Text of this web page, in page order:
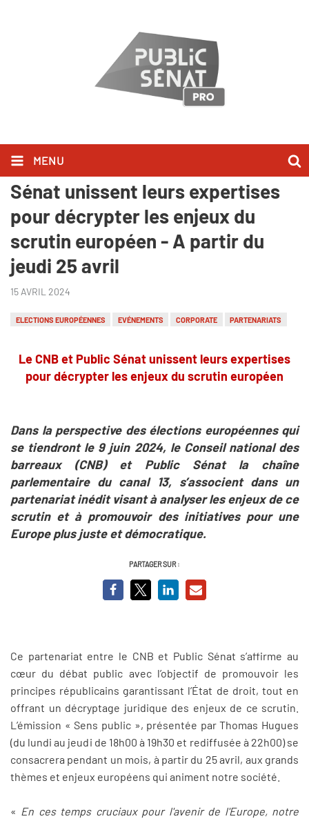
MENU
Public Sénat - Le CNB et Public
Sénat unissent leurs expertises
pour décrypter les enjeux du
scrutin européen - A partir du
jeudi 25 avril
15 AVRIL 2024
ELECTIONS EUROPÉENNES EVÉNEMENTS CORPORATE PARTENARIATS
Le CNB et Public Sénat unissent leurs expertises
pour décrypter les enjeux du scrutin européen
Dans la perspective des élections européennes qui
se tiendront le 9 juin 2024, le Conseil national des
barreaux (CNB) et Public Sénat la chaîne
parlementaire du canal 13, s’associent dans un
partenariat inédit visant à analyser les enjeux de ce
scrutin et à promouvoir des initiatives pour une
Europe plus juste et démocratique.
PARTAGER SUR :
Ce partenariat entre le CNB et Public Sénat s’affirme au
cœur du débat public avec l’objectif de promouvoir les
principes républicains garantissant l’État de droit, tout en
offrant un décryptage juridique des enjeux de ce scrutin.
L’émission « Sens public », présentée par Thomas Hugues
(du lundi au jeudi de 18h00 à 19h30 et rediffusée à 22h00) se
consacrera pendant un mois, à partir du 25 avril, aux grands
thèmes et enjeux européens qui animent notre société.
« En ces temps cruciaux pour l'avenir de l'Europe, notre